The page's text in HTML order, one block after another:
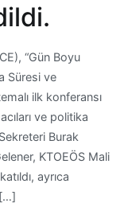
“Gün Boyu
Süresi ve
ilk konferansı
ve politika
Burak
KTOEÖS Mali
ayrıca
[…]